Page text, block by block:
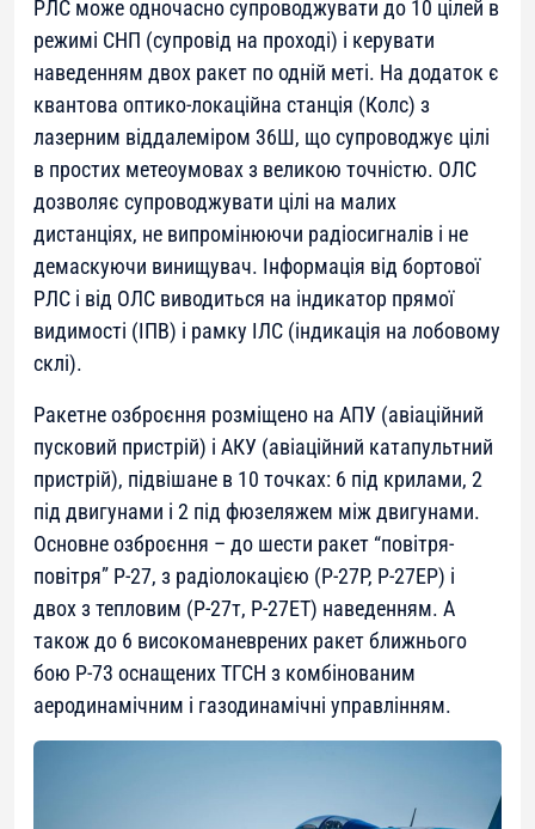
РЛС може одночасно супроводжувати до 10 цілей в
режимі СНП (супровід на проході) і керувати
наведенням двох ракет по одній меті. На додаток є
квантова оптико-локаційна станція (Колс) з
лазерним віддалеміром 36Ш, що супроводжує цілі
в простих метеоумовах з великою точністю. ОЛС
дозволяє супроводжувати цілі на малих
дистанціях, не випромінюючи радіосигналів і не
демаскуючи винищувач. Інформація від бортової
РЛС і від ОЛС виводиться на індикатор прямої
видимості (ІПВ) і рамку ІЛС (індикація на лобовому
склі).
Ракетне озброєння розміщено на АПУ (авіаційний
пусковий пристрій) і АКУ (авіаційний катапультний
пристрій), підвішане в 10 точках: 6 під крилами, 2
під двигунами і 2 під фюзеляжем між двигунами.
Основне озброєння – до шести ракет “повітря-
повітря” Р-27, з радіолокацією (Р-27Р, Р-27ЕР) і
двох з тепловим (Р-27т, Р-27ЕТ) наведенням. А
також до 6 високоманеврених ракет ближнього
бою Р-73 оснащених ТГСН з комбінованим
аеродинамічним і газодинамічні управлінням.